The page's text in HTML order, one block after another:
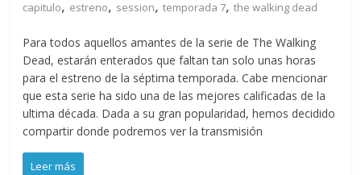
capitulo, estreno, session,temporada 7,the walking dead
Para todos aquellos amantes de la serie de The Walking
Dead, estarán enterados que faltan tan solo unas horas
para el estreno de la séptima temporada. Cabe mencionar
que esta serie ha sido una de las mejores calificadas de la
ultima década. Dada a su gran popularidad, hemos decidido
compartir donde podremos ver la transmisión
Leer más